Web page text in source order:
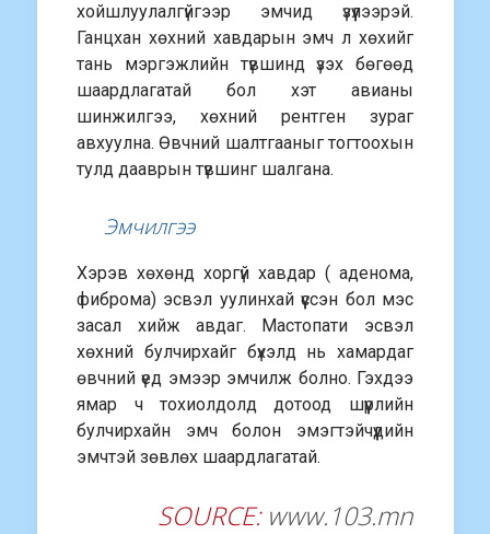
хойшлуулалгүйгээр эмчид үзүүлээрэй.
Ганцхан хөхний хавдарын эмч л хөхийг
тань мэргэжлийн түвшинд үзэх бөгөөд
шаардлагатай бол хэт авианы
шинжилгээ, хөхний рентген зураг
авхуулна. Өвчний шалтгааныг тогтоохын
тулд дааврын түвшинг шалгана.
Эмчилгээ
Хэрэв хөхөнд хоргүй хавдар ( аденома,
фиброма) эсвэл уулинхай үүссэн бол мэс
засал хийж авдаг. Мастопати эсвэл
хөхний булчирхайг бүхэлд нь хамардаг
өвчний үед эмээр эмчилж болно. Гэхдээ
ямар ч тохиолдолд дотоод шүүрлийн
булчирхайн эмч болон эмэгтэйчүүдийн
эмчтэй зөвлөх шаардлагатай.
SOURCE: www.103.mn